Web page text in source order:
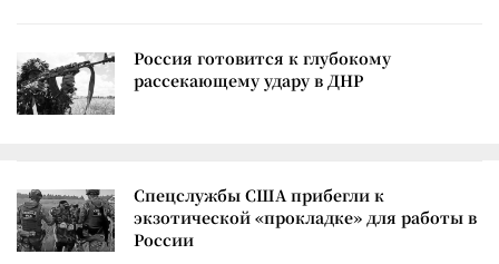
Россия готовится к глубокому
рассекающему удару в ДНР
Спецслужбы США прибегли к
экзотической «прокладке» для работы в
России